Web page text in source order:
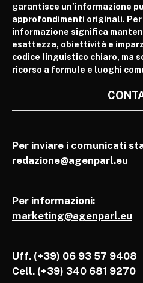
garantisce un’informazione
approfondimenti originali.
informazione significa
esattezza, obiettività e
codice linguistico chiaro, ma
ricorso a formule e luoghi
Per inviare i comunicati
redazione@agenparl.eu
Per informazioni:
marketing@agenparl.eu
Uff. (+39) 06 93 57 9408
Cell. (+39) 340 681 9270